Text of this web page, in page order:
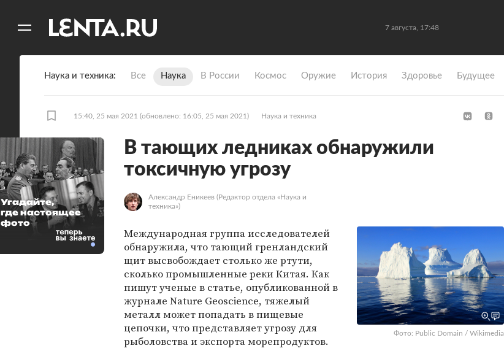
7 августа, 17:48
Наука и техника Все Наука В России Космос Оружие История Здоровье Будущее
15:40, 25 мая 2021 (обновлено: 16:05, 25 мая 2021) Наука и техника
В тающих ледниках обнаружили
токсичную угрозу
Александр Еникеев (Редактор отдела «Наука и
техника»)
Фото: Public Domain / Wikimedia
Международная группа исследователей
обнаружила, что тающий гренландский
щит высвобождает столько же ртути,
сколько промышленные реки Китая. Как
пишут ученые в статье, опубликованной в
журнале Nature Geoscience, тяжелый
металл может попадать в пищевые
цепочки, что представляет угрозу для
рыболовства и экспорта морепродуктов.
Угадайте,
где настоящее
фото